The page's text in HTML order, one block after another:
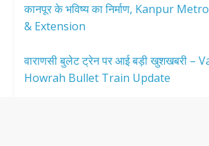
कानपूर के भविष्य का निर्माण, Kanpur
& Extension
वाराणसी बुलेट ट्रेन पर आई बड़ी खुशखबरी –
Howrah Bullet Train Update